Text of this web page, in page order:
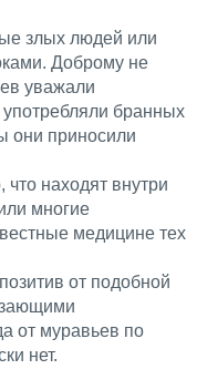
злых людей или
Доброму не
уважали
употребляли бранных
они приносили
находят внутри
многие
медицине тех
от подобной
от муравьев по
нет.